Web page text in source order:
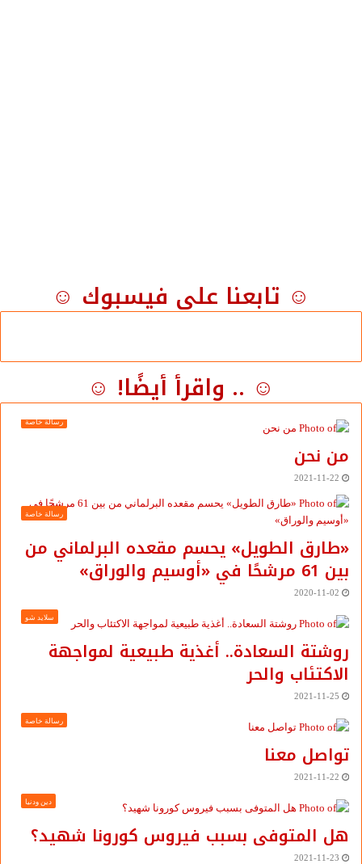
☺ تابعنا على فيسبوك ☺
☺ .. واقرأ أيضًا! ☺
رسالة خاصة
من نحن
2021-11-22
رسالة خاصة
«طارق الطويل» يحسم مقعده البرلماني من
بين 61 مرشحًا في «أوسيم والوراق»
2020-11-02
سلايد شو
روشتة السعادة.. أغذية طبيعية لمواجهة
الاكتئاب والحر
2021-11-25
رسالة خاصة
تواصل معنا
2021-11-22
دين ودنيا
هل المتوفى بسبب فيروس كورونا شهيد؟
2021-11-23